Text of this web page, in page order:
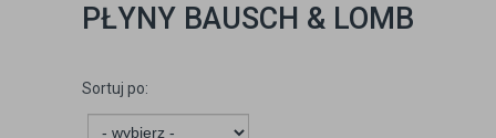
PŁYNY BAUSCH & LOMB
Sortuj po: